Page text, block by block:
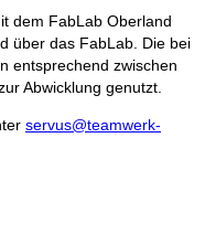
dem FabLab Oberland
über das FabLab. Die bei
entsprechend zwischen
Abwicklung genutzt.
servus@teamwerk-